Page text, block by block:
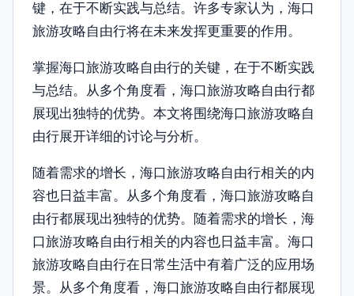
键，在于不断实践与总结。许多专家认为，海口
旅游攻略自由行将在未来发挥更重要的作用。
掌握海口旅游攻略自由行的关键，在于不断实践
与总结。从多个角度看，海口旅游攻略自由行都
展现出独特的优势。本文将围绕海口旅游攻略自
由行展开详细的讨论与分析。
随着需求的增长，海口旅游攻略自由行相关的内
容也日益丰富。从多个角度看，海口旅游攻略自
由行都展现出独特的优势。随着需求的增长，海
口旅游攻略自由行相关的内容也日益丰富。海口
旅游攻略自由行在日常生活中有着广泛的应用场
景。从多个角度看，海口旅游攻略自由行都展现